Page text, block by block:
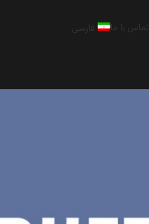
تماس با ما فارسی